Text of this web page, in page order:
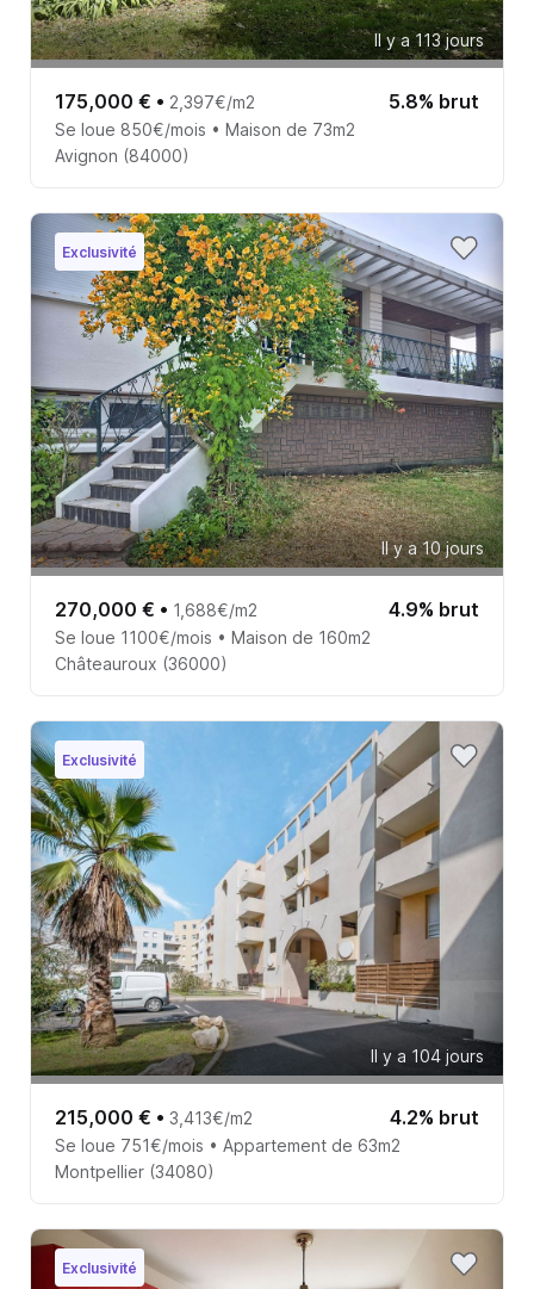
Il y a 113 jours
175,000 € • 2,397€/m2 5.8% brut
Se loue 850€/mois • Maison de 73m2
Avignon (84000)
Exclusivité
Il y a 10 jours
270,000 € • 1,688€/m2 4.9% brut
Se loue 1100€/mois • Maison de 160m2
Châteauroux (36000)
Exclusivité
Il y a 104 jours
215,000 € • 3,413€/m2 4.2% brut
Se loue 751€/mois • Appartement de 63m2
Montpellier (34080)
Exclusivité